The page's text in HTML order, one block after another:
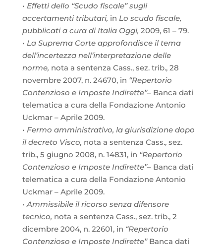
• Effetti dello “Scudo fiscale” sugli
accertamenti tributari, in Lo scudo fiscale,
pubblicati a cura di Italia Oggi, 2009, 61 – 79.
• La Suprema Corte approfondisce il tema
dell’incertezza nell’interpretazione delle
norme, nota a sentenza Cass., sez. trib., 28
novembre 2007, n. 24670, in “Repertorio
Contenzioso e Imposte Indirette”– Banca dati
telematica a cura della Fondazione Antonio
Uckmar – Aprile 2009.
• Fermo amministrativo, la giurisdizione dopo
il decreto Visco, nota a sentenza Cass., sez.
trib., 5 giugno 2008, n. 14831, in “Repertorio
Contenzioso e Imposte Indirette”– Banca dati
telematica a cura della Fondazione Antonio
Uckmar – Aprile 2009.
• Ammissibile il ricorso senza difensore
tecnico, nota a sentenza Cass., sez. trib., 2
dicembre 2004, n. 22601, in “Repertorio
Contenzioso e Imposte Indirette”Banca dati